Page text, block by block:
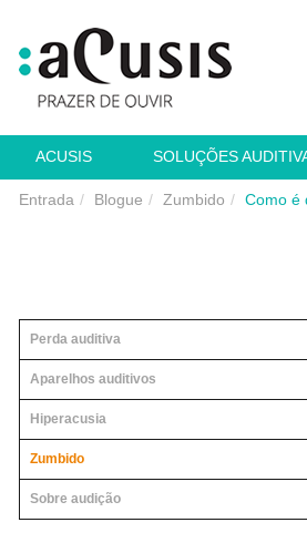
ACUSIS SOLUÇÕES
Entrada Blogue Zumbido Como é
Perda auditiva
Aparelhos auditivos
Hiperacusia
Zumbido
Sobre audição